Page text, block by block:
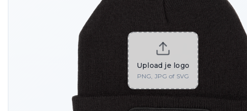
Upload je logo
PNG, JPG of SVG